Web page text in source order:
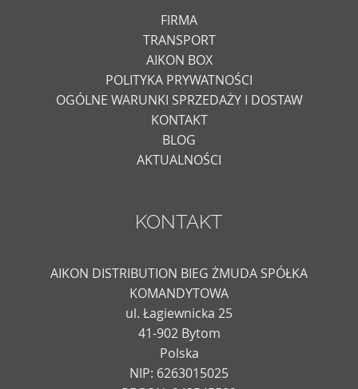
FIRMA
TRANSPORT
AIKON BOX
POLITYKA PRYWATNOŚCI
OGÓLNE WARUNKI SPRZEDAŻY I DOSTAW
KONTAKT
BLOG
AKTUALNOŚCI
KONTAKT
AIKON DISTRIBUTION BIEG ŻMUDA SPÓŁKA
KOMANDYTOWA
ul. Łagiewnicka 25
41-902 Bytom
Polska
NIP: 6263015025